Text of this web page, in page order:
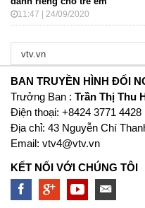
11:47 | 24/09/2020
BAN TRUYỀN HÌNH ĐỐI
Trưởng Ban : Trần Thị Thu
Ðiện thoại: +8424 3771 4428
Địa chỉ: 43 Nguyễn Chí
Email: vtv4@vtv.vn
KẾT NỐI VỚI CHÚNG TÔI